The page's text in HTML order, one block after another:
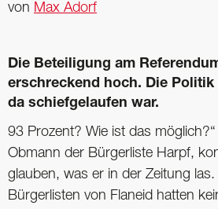
von Max Adorf
Die Beteiligung am
erschreckend hoch. Die
da schiefgelaufen war.
93 Prozent? Wie ist das
Obmann der Bürgerliste Harpf,
glauben, was er in der Zeitung las.
Bürgerlisten von Flaneid hatten